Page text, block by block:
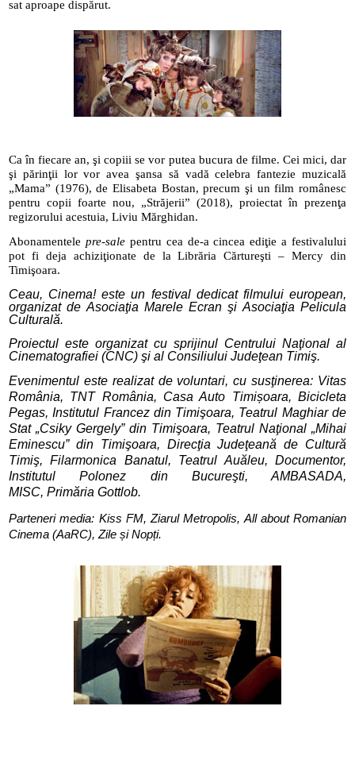
sat aproape dispărut.
Ca în fiecare an, şi copiii se vor putea bucura de filme. Cei mici, dar
şi părinţii lor vor avea şansa să vadă celebra fantezie muzicală
„Mama” (1976), de Elisabeta Bostan, precum şi un film românesc
pentru copii foarte nou, „Străjerii” (2018), proiectat în prezenţa
regizorului acestuia, Liviu Mărghidan.
Abonamentele pre-sale pentru cea de-a cincea ediţie a festivalului
pot fi deja achiziţionate de la Librăria Cărtureşti – Mercy din
Timişoara.
Ceau, Cinema!este un festival dedicat filmului european,
organizat de Asociaţia Marele Ecran şi Asociaţia Pelicula
Culturală.
Proiectul este organizat cu sprijinul Centrului Naţional al
Cinematografiei (CNC) şi al Consiliului Judeţean Timiş.
Evenimentul este realizat de voluntari, cu susţinerea: Vitas
România, TNT România, Casa Auto Timișoara, Bicicleta
Pegas, Institutul Francez din Timişoara, Teatrul Maghiar de
Stat „Csiky Gergely” din Timişoara, Teatrul Naţional „Mihai
Eminescu” din Timişoara, Direcţia Judeţeană de Cultură
Timiş, Filarmonica Banatul, Teatrul Auăleu, Documentor,
Institutul Polonez din Bucureşti, AMBASADA,
MISC, Primăria Gottlob.
Parteneri media: Kiss FM, Ziarul Metropolis, All about Romanian
Cinema (AaRC), Zile și Nopți.